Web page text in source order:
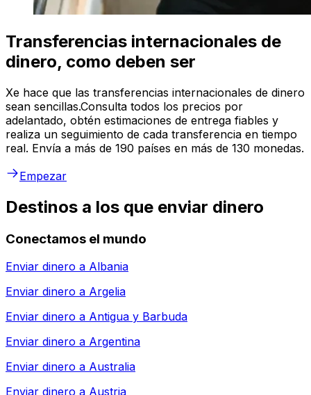
Transferencias internacionales de
dinero, como deben ser
Xe hace que las transferencias internacionales de dinero
sean sencillas.Consulta todos los precios por
adelantado, obtén estimaciones de entrega fiables y
realiza un seguimiento de cada transferencia en tiempo
real. Envía a más de 190 países en más de 130 monedas.
Empezar
Destinos a los que enviar dinero
Conectamos el mundo
Enviar dinero a Albania
Enviar dinero a Argelia
Enviar dinero a Antigua y Barbuda
Enviar dinero a Argentina
Enviar dinero a Australia
Enviar dinero a Austria